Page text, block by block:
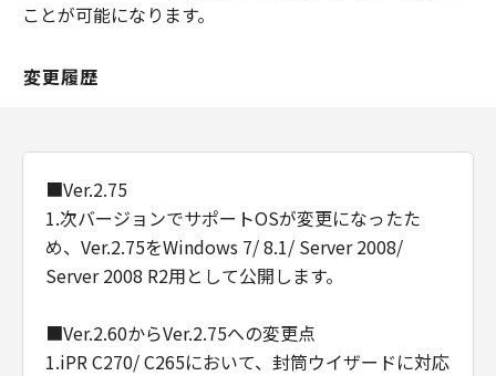
ことが可能になります。
変更履歴
■Ver.2.75
1.次バージョンでサポートOSが変更になったた
め、Ver.2.75をWindows 7/ 8.1/ Server 2008/
Server 2008 R2用として公開します。
■Ver.2.60からVer.2.75への変更点
1.iPR C270/ C265において、封筒ウイザードに対応